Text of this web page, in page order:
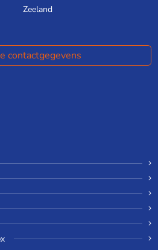
Zeeland
contactgegevens